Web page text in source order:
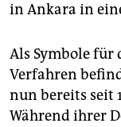
in Ankara in
Als Symbole für
Verfahren
nun bereits seit
Während ihrer